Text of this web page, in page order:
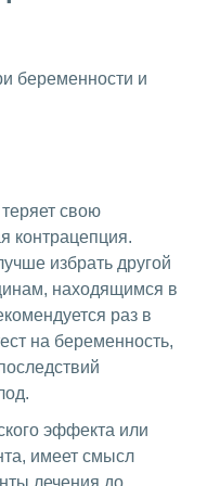
беременности и
свою
контрацепция.
избрать другой
находящимся в
раз в
на беременность,
эффекта или
имеет смысл
лечения до